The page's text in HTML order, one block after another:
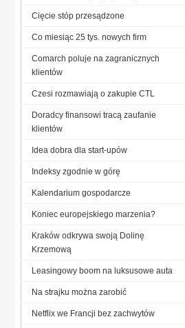
Cięcie stóp przesądzone
Co miesiąc 25 tys. nowych firm
Comarch poluje na zagranicznych
klientów
Czesi rozmawiają o zakupie CTL
Doradcy finansowi tracą zaufanie
klientów
Idea dobra dla start-upów
Indeksy zgodnie w górę
Kalendarium gospodarcze
Koniec europejskiego marzenia?
Kraków odkrywa swoją Dolinę
Krzemową
Leasingowy boom na luksusowe auta
Na strajku można zarobić
Netflix we Francji bez zachwytów